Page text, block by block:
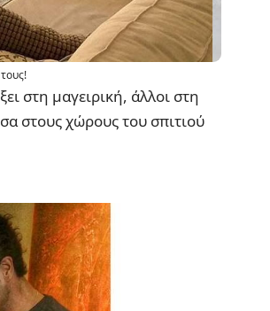
στη μαγειρική, άλλοι στη
στους χώρους του σπιτιού